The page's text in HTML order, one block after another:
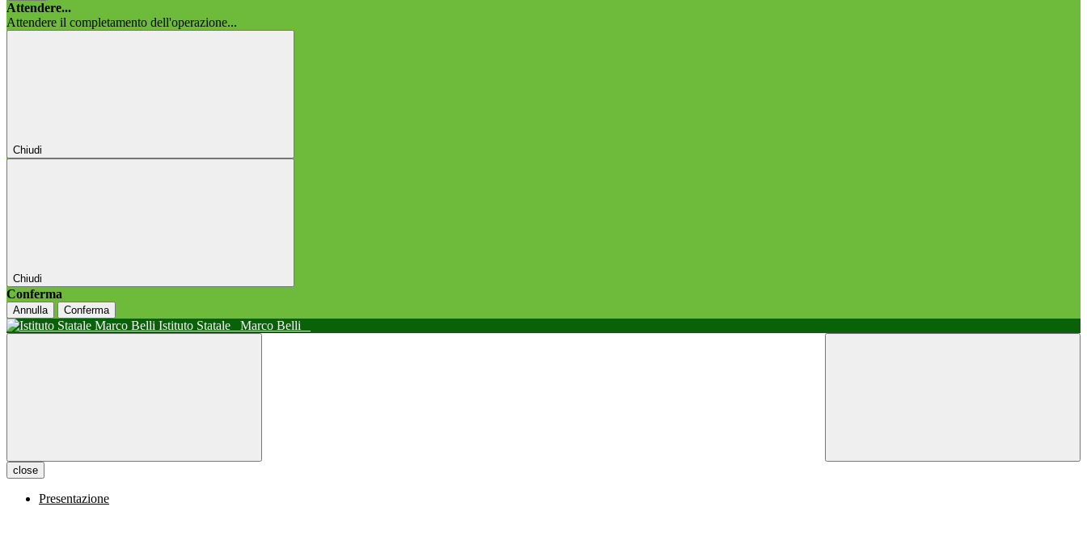
Attendere...
Attendere il completamento dell'operazione...
Chiudi
Chiudi
Conferma
Annulla Conferma
Istituto Statale Marco Belli
close
Presentazione